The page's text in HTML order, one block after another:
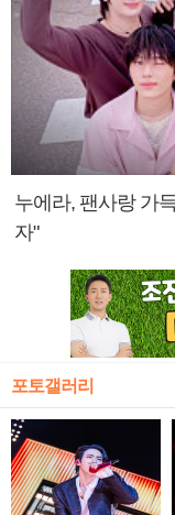
누에라, 팬사랑 가
자"
포토갤러리